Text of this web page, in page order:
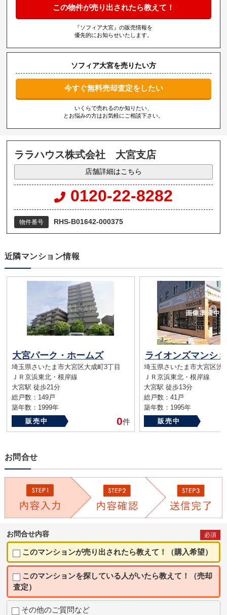
この物件が売り出されたら教えて！
『ソフィア大宮』の販売情報を
優先的にお知らせいたします。
ソフィア大宮を売りたい方
今すぐ無料売却査定をしたい
いくらで売れるのか知りたい、
とお悩みの方はお気軽にご相談下さい。
ララハウス株式会社 大宮支店
店舗詳細はこちら
0120-22-8282
物件番号 RHS-B01642-000375
近隣マンション情報
大宮パーク・ホームズ
埼玉県さいたま市大宮区大成町3丁目
ＪＲ京浜東北・根岸線
大宮駅 徒歩21分
総戸数：149戸
築年数：1999年
販売中
0件
埼玉県さいたま市大宮区浅
ＪＲ京浜東北・根岸線
大宮駅 徒歩13分
総戸数：41戸
築年数：1995年
販売中
お問合せ
お問合せ内容 必須
このマンションが売り出されたら教えて！（購入希望）
このマンションを探している人がいたら教えて！（売却
査定）
その他のご質問など